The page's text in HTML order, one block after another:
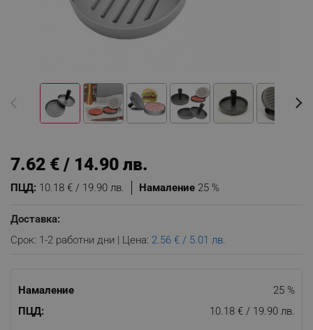
Намаление 25 %
ПЦД: 10.18 € / 19.90 лв.
7.62 € / 14.90 лв.
Доставка:
Срок: 1-2 работни дни | Цена: 2.56 € / 5.01 лв.
Намаление
25 %
ПЦД:
10.18 € / 19.90 лв.